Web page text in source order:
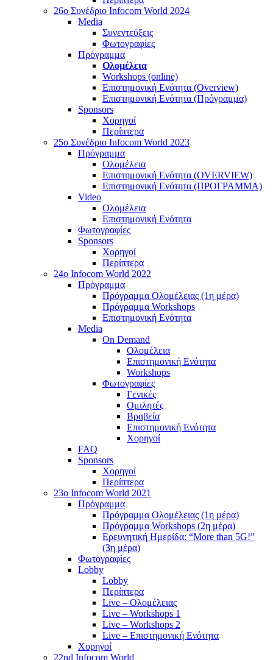
26o Συνέδριο Infocom World 2024
Media
Συνεντεύξεις
Φωτογραφίες
Πρόγραμμα
Ολομέλεια
Workshops (online)
Επιστημονική Ενότητα (Overview)
Επιστημονική Ενότητα (Πρόγραμμα)
Sponsors
Χορηγοί
Περίπτερα
25o Συνέδριο Infocom World 2023
Πρόγραμμα
Ολομέλεια
Επιστημονική Ενότητα (OVERVIEW)
Επιστημονική Ενότητα (ΠΡΟΓΡΑΜΜΑ)
Video
Ολομέλεια
Επιστημονική Ενότητα
Φωτογραφίες
Sponsors
Χορηγοί
Περίπτερα
24o Infocom World 2022
Πρόγραμμα
Πρόγραμμα Ολομέλειας (1η μέρα)
Πρόγραμμα Workshops
Επιστημονική Ενότητα
Media
On Demand
Ολομέλεια
Επιστημονική Ενότητα
Workshops
Φωτογραφίες
Γενικές
Ομιλητές
Βραβεία
Επιστημονική Ενότητα
Χορηγοί
FAQ
Sponsors
Χορηγοί
Περίπτερα
23o Infocom World 2021
Πρόγραμμα
Πρόγραμμα Ολομέλειας (1η μέρα)
Πρόγραμμα Workshops (2η μέρα)
Ερευνητική Ημερίδα: “More than 5G!”
(3η μέρα)
Φωτογραφίες
Lobby
Lobby
Περίπτερα
Live – Ολομέλειας
Live – Workshops 1
Live – Workshops 2
Live – Επιστημονική Ενότητα
Χορηγοί
22nd Infocom World